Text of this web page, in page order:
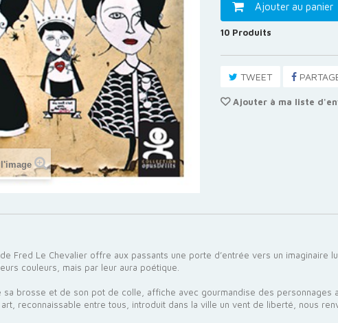
Ajouter au panier
10 Produits
TWEET
Ajouter à ma liste
Fred Le Chevalier offre aux passants une porte d’entrée vers un imaginaire
couleurs, mais par leur aura poétique.
brosse et de son pot de colle, affiche avec gourmandise des personnages
reconnaissable entre tous, introduit dans la ville un vent de liberté, nous